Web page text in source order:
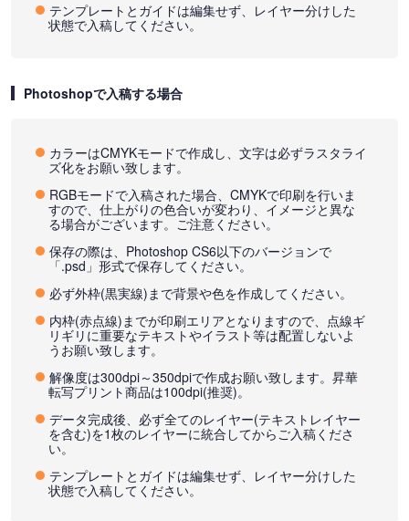
テンプレートとガイドは編集せず、レイヤー分けした
状態で入稿してください。
Photoshopで入稿する場合
カラーはCMYKモードで作成し、文字は必ずラスタライ
ズ化をお願い致します。
RGBモードで入稿された場合、CMYKで印刷を行いま
すので、仕上がりの色合いが変わり、イメージと異な
る場合がございます。ご注意ください。
保存の際は、Photoshop CS6以下のバージョンで
「.psd」形式で保存してください。
必ず外枠(黒実線)まで背景や色を作成してください。
内枠(赤点線)までが印刷エリアとなりますので、点線ギ
リギリに重要なテキストやイラスト等は配置しないよ
うお願い致します。
解像度は300dpi～350dpiで作成お願い致します。昇華
転写プリント商品は100dpi(推奨)。
データ完成後、必ず全てのレイヤー(テキストレイヤー
を含む)を1枚のレイヤーに統合してからご入稿くださ
い。
テンプレートとガイドは編集せず、レイヤー分けした
状態で入稿してください。